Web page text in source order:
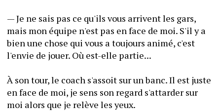
— Je ne sais pas ce qu'ils vous arrivent les gars,
mais mon équipe n'est pas en face de moi. S'il y a
bien une chose qui vous a toujours animé, c'est
l'envie de jouer. Où est-elle partie...
À son tour, le coach s'assoit sur un banc. Il est juste
en face de moi, je sens son regard s'attarder sur
moi alors que je relève les yeux.